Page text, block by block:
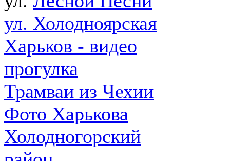
ул. Холодноярская
Харьков - видео
прогулка
Трамваи из Чехии
Фото Харькова
Холодногорский